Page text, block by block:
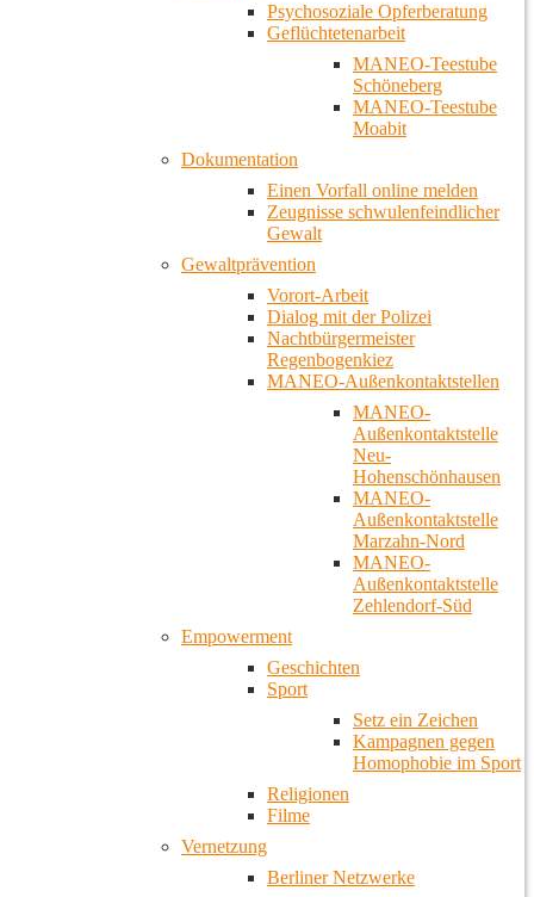
Psychosoziale Opferberatung
Geflüchtetenarbeit
MANEO-Teestube
Schöneberg
MANEO-Teestube
Moabit
Dokumentation
Einen Vorfall online melden
Zeugnisse schwulenfeindlicher
Gewalt
Gewaltprävention
Vorort-Arbeit
Dialog mit der Polizei
Nachtbürgermeister
Regenbogenkiez
MANEO-Außenkontaktstellen
MANEO-
Außenkontaktstelle
Neu-
Hohenschönhausen
MANEO-
Außenkontaktstelle
Marzahn-Nord
MANEO-
Außenkontaktstelle
Zehlendorf-Süd
Empowerment
Geschichten
Sport
Setz ein Zeichen
Kampagnen gegen
Homophobie im Sport
Religionen
Filme
Vernetzung
Berliner Netzwerke